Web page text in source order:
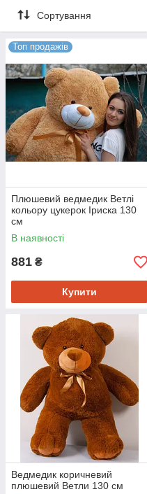
см —
Високоякісні
Доступні ціни для
Оперативна доставка
разі передоплати
У
Вибір
Білосніжний, дуже
Сортування
Топ продажів
Плюшевий ведмедик Ветлі
кольору цукерок Іриска 130
см
В наявності
881 ₴
Купити
Ведмедик коричневий
плюшевий Ветли 130 см